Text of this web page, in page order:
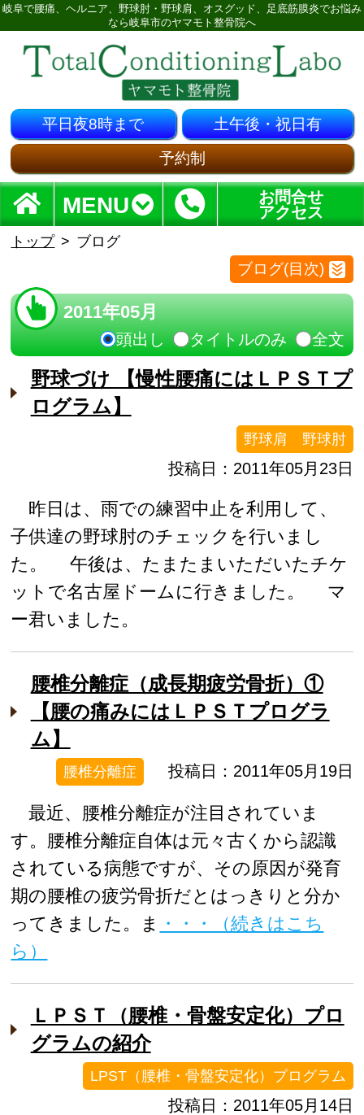
岐阜で腰痛、ヘルニア、野球肘・野球肩、オスグッド、足底筋膜炎でお悩み
なら岐阜市のヤマモト整骨院へ
平日夜8時まで 土午後・祝日有
予約制
MENU
お問合せ
アクセス
トップ ブログ
ブログ(目次)
2011年05月
頭出し タイトルのみ 全文
野球づけ 【慢性腰痛にはＬＰＳＴプ
ログラム】
野球肩 野球肘
投稿日：2011年05月23日
昨日は、雨での練習中止を利用して、
子供達の野球肘のチェックを行いまし
た。 午後は、たまたまいただいたチケ
ットで名古屋ドームに行きました。 マ
ー君いました。
腰椎分離症（成長期疲労骨折）①
【腰の痛みにはＬＰＳＴプログラ
ム】
腰椎分離症 投稿日：2011年05月19日
最近、腰椎分離症が注目されていま
す。腰椎分離症自体は元々古くから認識
されている病態ですが、その原因が発育
期の腰椎の疲労骨折だとはっきりと分か
ってきました。ま ・・・（続きはこち
ら）
ＬＰＳＴ（腰椎・骨盤安定化）プロ
グラムの紹介
LPST（腰椎・骨盤安定化）プログラム
投稿日：2011年05月14日